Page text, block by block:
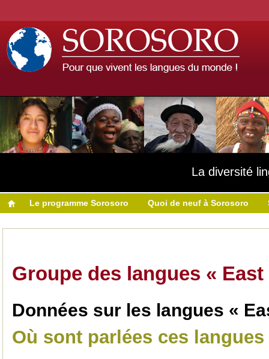
La diversité
Le programme Sorosoro Quoi de neuf à Sorosoro
Groupe des langues « East
Données sur les langues «
Où sont parlées ces langues